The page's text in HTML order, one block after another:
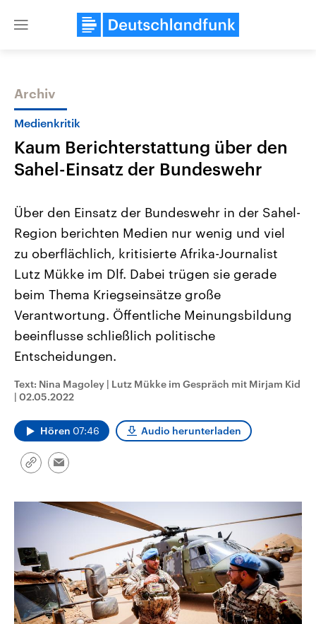
Close
Themen
Landtagswahl Sachsen-Anhalt
2026
Alle Informationen
Sachsen-Anhalt wählt am 6.
September 2026 einen neuen
Landtag. Seit 2021 wird das
Bundesland von einer Koalition aus
CDU, SPD und FDP regiert.-
Umfragen, Prognosen,
Wahlprogramme, aktuelle Berichte
und Hintergründe zu den Parteien
Wahl.
USA
Aktuelle Beiträge,
Hintergründe
Wirtschaftlich und
gehören die Vereinigten
den mächtigsten Ländern
mit großem Einfluss auf
aktuelle Weltgeschehen.
Sendungen Programm
Audio-Archiv
Archiv
Medienkritik
Kaum Berichterstattung über den
Sahel-Einsatz der Bundeswehr
Über den Einsatz der Bundeswehr in der Sahel-
Region berichten Medien nur wenig und viel
zu oberflächlich, kritisierte Afrika-Journalist
Lutz Mükke im Dlf. Dabei trügen sie gerade
beim Thema Kriegseinsätze große
Verantwortung. Öffentliche Meinungsbildung
beeinflusse schließlich politische
Entscheidungen.
Text: Nina Magoley | Lutz Mükke im Gespräch mit Mirjam Kid
| 02.05.2022
Hören 07:46 Audio herunterladen
Link
Email